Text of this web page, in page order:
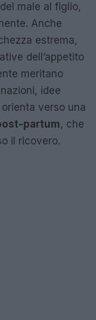
male al figlio,
Anche
estrema,
dell’appetito
meritano
idee
verso una
partum, che
il ricovero.